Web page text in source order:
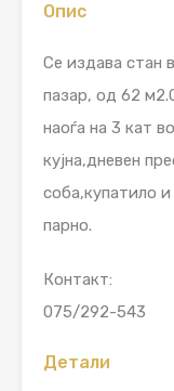
Опис
Се издава стан
пазар, од 62
наоѓа на 3 кат
кујна,дневен
соба,купатило
парно.
Контакт:
075/292-543
Детали